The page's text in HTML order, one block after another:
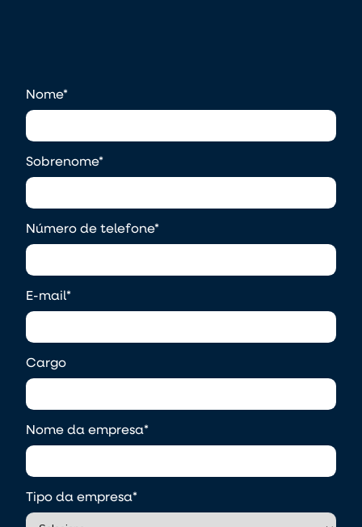
Nome*
Sobrenome*
Número de telefone*
E-mail*
Cargo
Nome da empresa*
Tipo da empresa*